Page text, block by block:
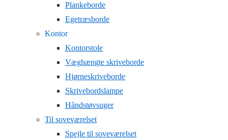
Plankeborde
Egetræsborde
Kontor
Kontorstole
Væghængte skriveborde
Hjørneskriveborde
Skrivebordslampe
Håndstøvsuger
Til soveværelset
Spejle til soveværelset